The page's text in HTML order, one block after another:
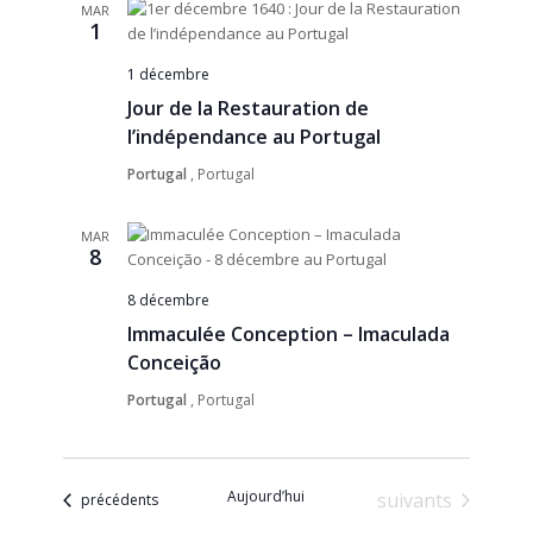
MAR
1
Jour de la Restauration de
l’indépendance au Portugal
1 décembre
Portugal , Portugal
MAR
8
Immaculée Conception – Imaculada
Conceição
8 décembre
Portugal , Portugal
Évènements
précédents Aujourd’hui Évènements
suivants